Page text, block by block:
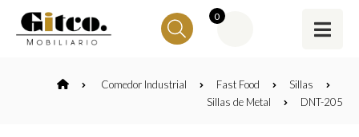
0
Comedor Industrial Fast Food
Sillas
Sillas de Metal
DNT-205